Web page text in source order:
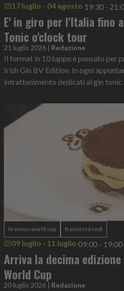
17 luglio - 04 agosto 19:30 -
E' in giro per l'Italia fino
Tonic o'clock tour
21 luglio 2026 | Redazione
Il format in 10 tappe è pensato per
Irish Gin BV Edition. In ogni
intrattenimento dedicati al gin tonic
tiramisu world cup francesco redi
09 luglio - 11 luglio 09:00 - 19:00
Arriva la decima
World Cup
20 luglio 2026 | Redazione